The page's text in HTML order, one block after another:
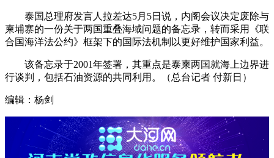
泰国总理府发言人拉差达5月5日说，内阁会议决定废除与
柬埔寨的一份关于两国重叠海域问题的备忘录，转而采用《联
合国海洋法公约》框架下的国际法机制以更好维护国家利益。
该备忘录于2001年签署，其重点是泰柬两国就海上边界进
行谈判，包括石油资源的共同利用。（总台记者 付新日）
编辑：杨剑